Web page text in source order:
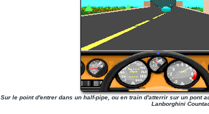
Sur le point d'entrer dans un half-pipe, ou en train d'atterrir sur un pont
Lanborghini